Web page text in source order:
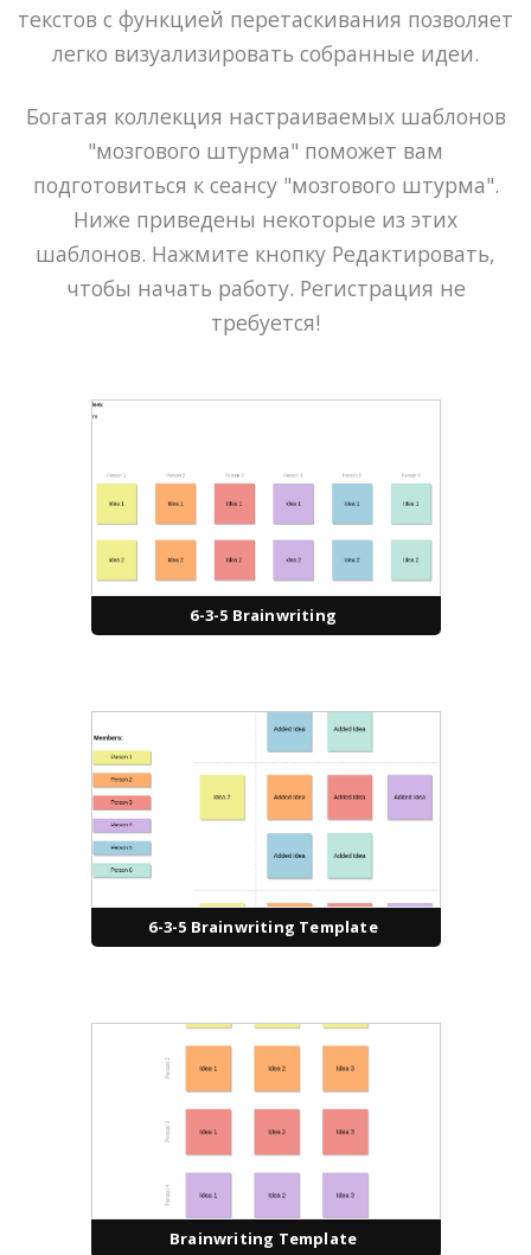
текстов с функцией перетаскивания позволяет
легко визуализировать собранные идеи.
Богатая коллекция настраиваемых шаблонов
"мозгового штурма" поможет вам
подготовиться к сеансу "мозгового штурма".
Ниже приведены некоторые из этих
шаблонов. Нажмите кнопку Редактировать,
чтобы начать работу. Регистрация не
требуется!
6-3-5 Brainwriting
6-3-5 Brainwriting Template
Brainwriting Template